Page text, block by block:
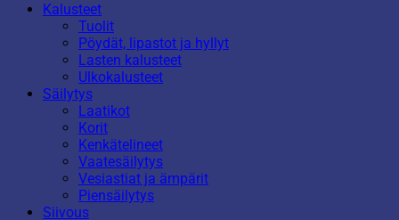
Kalusteet
Tuolit
Pöydät, lipastot ja hyllyt
Lasten kalusteet
Ulkokalusteet
Säilytys
Laatikot
Korit
Kenkätelineet
Vaatesäilytys
Vesiastiat ja ämpärit
Piensäilytys
Siivous